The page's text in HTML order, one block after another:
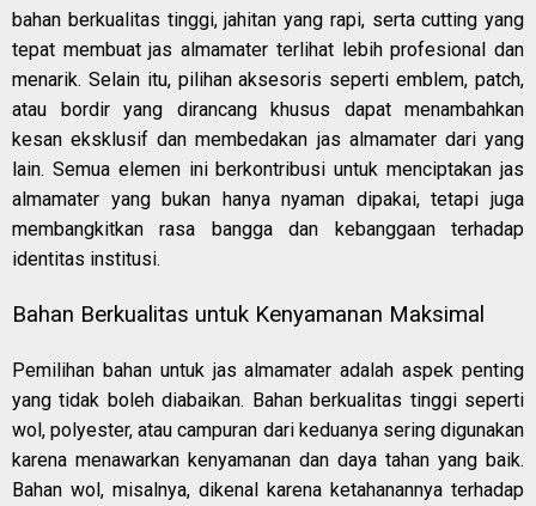
bahan berkualitas tinggi, jahitan yang rapi, serta cutting yang
tepat membuat jas almamater terlihat lebih profesional dan
menarik. Selain itu, pilihan aksesoris seperti emblem, patch,
atau bordir yang dirancang khusus dapat menambahkan
kesan eksklusif dan membedakan jas almamater dari yang
lain. Semua elemen ini berkontribusi untuk menciptakan jas
almamater yang bukan hanya nyaman dipakai, tetapi juga
membangkitkan rasa bangga dan kebanggaan terhadap
identitas institusi.
Bahan Berkualitas untuk Kenyamanan Maksimal
Pemilihan bahan untuk jas almamater adalah aspek penting
yang tidak boleh diabaikan. Bahan berkualitas tinggi seperti
wol, polyester, atau campuran dari keduanya sering digunakan
karena menawarkan kenyamanan dan daya tahan yang baik.
Bahan wol, misalnya, dikenal karena ketahanannya terhadap